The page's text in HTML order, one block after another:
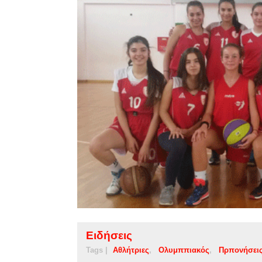
Ειδήσεις
Tags | Αθλήτριες Ολυμππιακός